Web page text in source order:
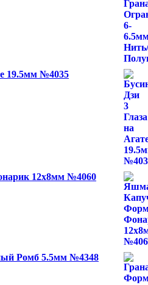
19.5мм №4035
12x8мм №4060
Ромб 5.5мм №4348